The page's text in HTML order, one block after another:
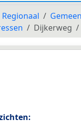
Regionaal
Dijkerweg